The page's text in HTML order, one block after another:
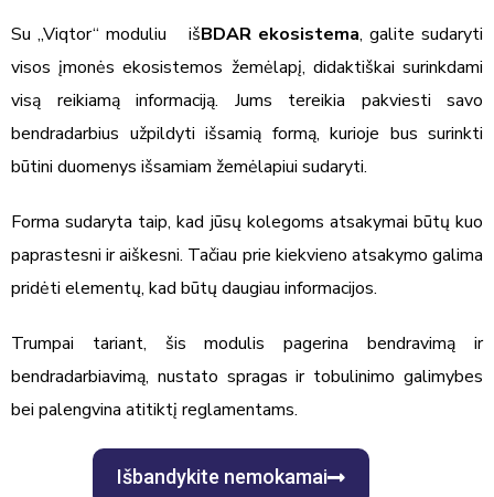
Su „Viqtor“ moduliu išBDAR ekosistema, galite sudaryti
visos įmonės ekosistemos žemėlapį, didaktiškai surinkdami
visą reikiamą informaciją. Jums tereikia pakviesti savo
bendradarbius užpildyti išsamią formą, kurioje bus surinkti
būtini duomenys išsamiam žemėlapiui sudaryti.
Forma sudaryta taip, kad jūsų kolegoms atsakymai būtų kuo
paprastesni ir aiškesni. Tačiau prie kiekvieno atsakymo galima
pridėti elementų, kad būtų daugiau informacijos.
Trumpai tariant, šis modulis pagerina bendravimą ir
bendradarbiavimą, nustato spragas ir tobulinimo galimybes
bei palengvina atitiktį reglamentams.
Išbandykite nemokamai